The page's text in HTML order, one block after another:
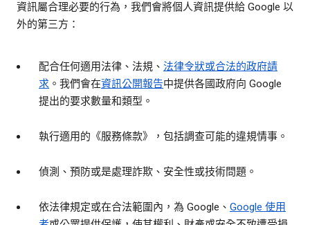
資訊屬合理必要的行為，我們會將個人資訊提供給 Google 以
外的第三方：
配合任何適用法律、法規、 法律令狀或合法的政府請
求 。我們會在資訊公開報告中提供各國政府向 Google
提出的要求數量和類型。
執行適用的《服務條款》，包括調查可能的違規情事。
偵測、預防或是處理詐欺、安全性或技術問題。
依法律規定或在合法範圍內，為 Google、 Google 使用